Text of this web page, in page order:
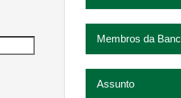
Membros da
Assunto